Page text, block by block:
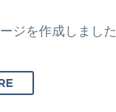
ジを作成しました